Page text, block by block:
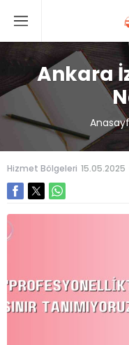
Ankara
Hizmet Bölgeleri 15.05.2025